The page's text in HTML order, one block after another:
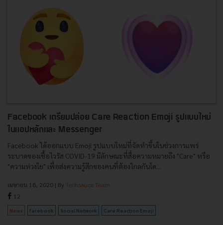
Facebook เตรียมปล่อย Care Reaction Emoji รูปแบบใหม่
ในแอปหลักและ Messenger
Facebook ได้ออกเเบบ Emoji รูปแบบใหม่ที่จัดทำขึ้นในช่วงการเเพร่
ระบาดของเชื้อไวรัส COVID-19 มีลักษณะที่สื่อความหมายถึง "Care" หรือ
"ความห่วงใย" เพื่อส่งความรู้สึกของคนที่ต้องไกลกันโด...
เมษายน 18, 2020 | By Techsauce Team
12
News facebook Social Network Care Reaction Emoji